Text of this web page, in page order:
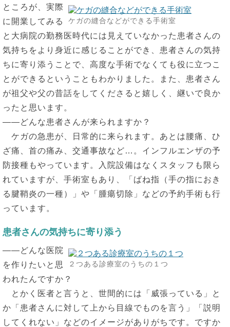
ケガの縫合などができる手術室
ところが、実際
に開業してみる
と大病院の勤務医時代には見えていなかった患者さんの
気持ちをより身近に感じることができ、患者さんの気持
ちに寄り添うことで、高度な手術でなくても役に立つこ
とができるということもわかりました。また、患者さん
が祖父や父の昔話をしてくださると嬉しく、継いで良か
ったと思います。
――どんな患者さんが来られますか？
ケガの急患が、日常的に来られます。あとは腰痛、ひ
ざ痛、首の痛み、交通事故など…。インフルエンザの予
防接種もやっています。入院設備はなくスタッフも限ら
れていますが、手術室もあり、「ばね指（手の指におき
る腱鞘炎の一種）」や「腫瘍切除」などの予約手術も行
っています。
患者さんの気持ちに寄り添う
２つある診療室のうちの１つ
――どんな医院
を作りたいと思
われたんですか？
とかく医者と言うと、世間的には「威張っている」と
か「患者さんに対して上から目線でものを言う」「説明
してくれない」などのイメージがありがちです。ですか